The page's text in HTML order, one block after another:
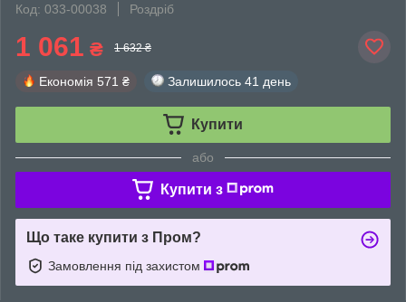
Код: 033-00038
Роздріб
1 061 ₴ 1 632 ₴
Економія 571 ₴ Залишилось 41 день
Купити
або
Купити з
Що таке купити з Пром?
Замовлення під захистом